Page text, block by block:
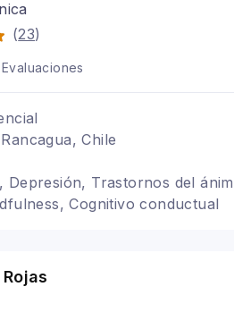
(23)
Evaluaciones
Chile
Depresión, Trastornos del
Cognitivo conductual